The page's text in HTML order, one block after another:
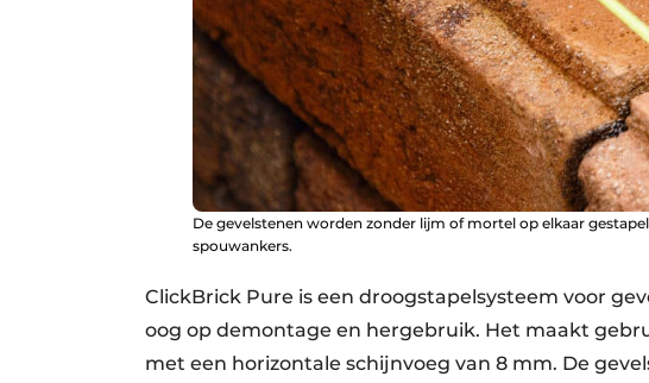
De gevelstenen worden zonder lijm of mortel op elkaar
spouwankers.
ClickBrick Pure is een droogstapelsysteem voor
oog op demontage en hergebruik. Het maakt
met een horizontale schijnvoeg van 8 mm. De